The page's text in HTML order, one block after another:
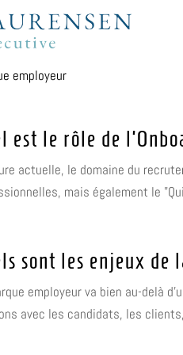
employeur
est le rôle de
actuelle, le domaine du
mais également le
sont les enjeux de
employeur va bien au-delà
avec les candidats, les